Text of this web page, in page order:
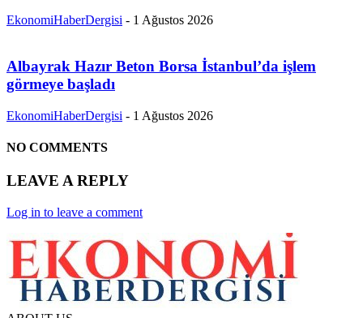
EkonomiHaberDergisi - 1 Ağustos 2026
Albayrak Hazır Beton Borsa İstanbul’da işlem
görmeye başladı
EkonomiHaberDergisi - 1 Ağustos 2026
NO COMMENTS
LEAVE A REPLY
Log in to leave a comment